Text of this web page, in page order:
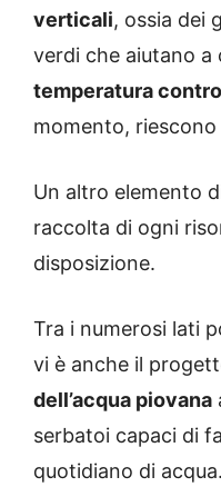
verticali, ossia dei
verdi che aiutano a
temperatura
momento, riescono
Un altro elemento
raccolta di ogni
disposizione.
Tra i numerosi lati
vi è anche il
dell’acqua piovana
serbatoi capaci di
quotidiano di acqua.